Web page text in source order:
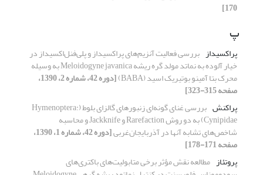
170]
پ
پراکسیداز بررسی فعالیت آنزیم‌های پراکسیداز و پلی‌فنل‌اکسیداز در
خیار آلوده به نماتد مولد گره ریشه Meloidogyne javanica به وسیله
محرک بتا آمینو بوتیریک اسید (BABA) [دوره 42، شماره 2، 1390،
صفحه 315-323]
پراکنش
بررسی غنای گونه‌ای زنبورهای گالزای بلوط (Hymenoptera:
Cynipidae) به دو روش Rarefaction و Jackknife و محاسبه
شاخص‌های تشابه آنها در آذربایجان‌غربی [دوره 42، شماره 1، 1390،
صفحه 171-178]
پروتئاز مطالعه نقش مؤثر برخی متابولیت‌های باکتری‌های